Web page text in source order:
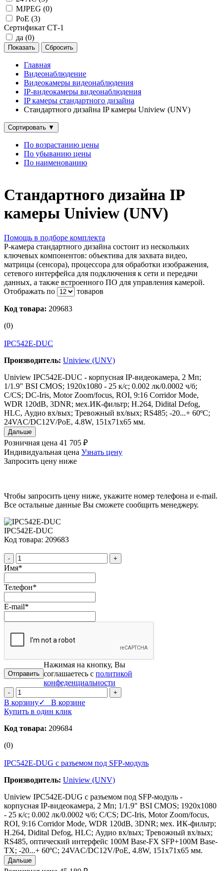
MJPEG (0)
PoE (3)
Сертификат СТ-1
да (0)
Главная
Видеонаблюдение
Видеокамеры видеонаблюдения
IP‑видеокамеры видеонаблюдения
IP камеры стандартного дизайна
Стандартного дизайна IP камеры Uniview (UNV)
Сортировать ▼
По возрастанию цены
По убыванию цены
По наименованию
Стандартного дизайна IP
камеры Uniview (UNV)
Помощь в подборе комплекта
P-камера стандартного дизайна состоит из нескольких
ключевых компонентов: объектива для захвата видео,
матрицы (сенсора), процессора для обработки изображения,
сетевого интерфейса для подключения к сети и передачи
данных, а также встроенного ПО для управления камерой.
Отображать по
товаров
Код товара: 209683
(0)
IPC542E-DUC
Производитель: Uniview (UNV)
Uniview IPC542E-DUC - корпусная IP-видеокамера, 2 Мп;
1/1.9" BSI CMOS; 1920х1080 - 25 к/с; 0.002 лк/0.0002 ч/б;
C/CS; DC-Iris, Motor Zoom/focus, ROI, 9:16 Corridor Mode,
WDR 120dB, 3DNR; мех.ИК-фильтр; H.264, Didital Defog,
HLC, Аудио вх/вых; Тревожный вх/вых; RS485; -20...+ 60ºС;
24VAC/DC12V/PoE, 4.8W, 151х71х65 мм.
Дальше
Розничная цена 41 705 ₽
Индивидуальная цена Узнать цену
Запросить цену ниже
Чтобы запросить цену ниже, укажите номер телефона и e-mail.
Все остальные данные Вы сможете сообщить менеджеру.
IPC542E-DUC
Код товара: 209683
- +
Имя*
Телефон*
E-mail*
Нажимая на кнопку, Вы
соглашаетесь с политикой
конфеденциальности
- +
В корзину✓ В корзине
Купить в один клик
Код товара: 209684
(0)
IPC542E-DUG с разъемом под SFP-модуль
Производитель: Uniview (UNV)
Uniview IPC542E-DUG с разъемом под SFP-модуль -
корпусная IP-видеокамера, 2 Мп; 1/1.9" BSI CMOS; 1920х1080
- 25 к/с; 0.002 лк/0.0002 ч/б; C/CS; DC-Iris, Motor Zoom/focus,
ROI, 9:16 Corridor Mode, WDR 120dB, 3DNR; мех. ИК-фильтр;
H.264, Didital Defog, HLC; Аудио вх/вых; Тревожный вх/вых;
RS485, оптический интерфейс 100M Base-FX SFP+100M Base-
TX; -20...+ 60ºС; 24VAC/DC12V/PoE, 4.8W, 151х71х65 мм.
Дальше